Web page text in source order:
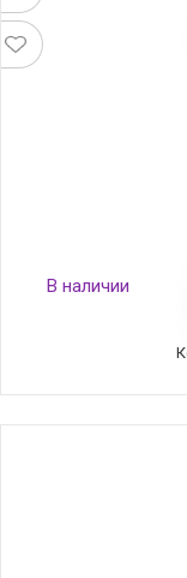
Чаша для
тёмно-
В наличии